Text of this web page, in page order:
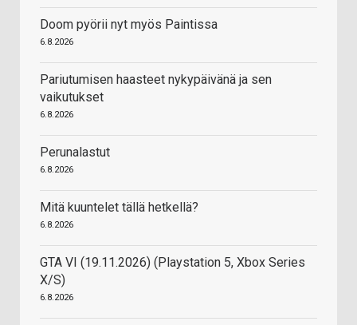
Doom pyörii nyt myös Paintissa
6.8.2026
Pariutumisen haasteet nykypäivänä ja sen
vaikutukset
6.8.2026
Perunalastut
6.8.2026
Mitä kuuntelet tällä hetkellä?
6.8.2026
GTA VI (19.11.2026) (Playstation 5, Xbox Series
X/S)
6.8.2026